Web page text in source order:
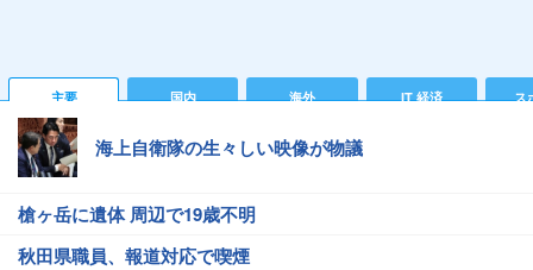
主要 国内 海外 IT 経済 ス
海上自衛隊の生々しい映像が物議
槍ヶ岳に遺体 周辺で19歳不明
秋田県職員、報道対応で喫煙